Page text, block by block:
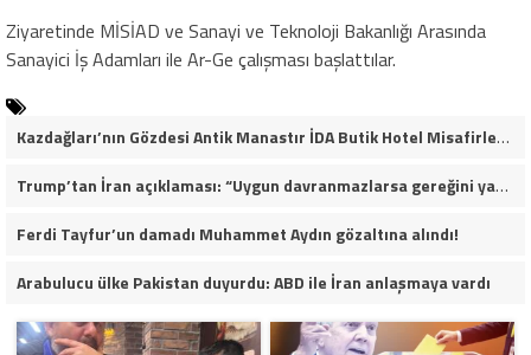
Ziyaretinde MİSİAD ve Sanayi ve Teknoloji Bakanlığı Arasında
Sanayici İş Adamları ile Ar-Ge çalışması başlattılar.
Kazdağları’nın Gözdesi Antik Manastır İDA Butik Hotel Misafirlerinden Tam Not Alıyor
Trump’tan İran açıklaması: “Uygun davranmazlarsa gereğini yaparım”
Ferdi Tayfur’un damadı Muhammet Aydın gözaltına alındı!
Arabulucu ülke Pakistan duyurdu: ABD ile İran anlaşmaya vardı